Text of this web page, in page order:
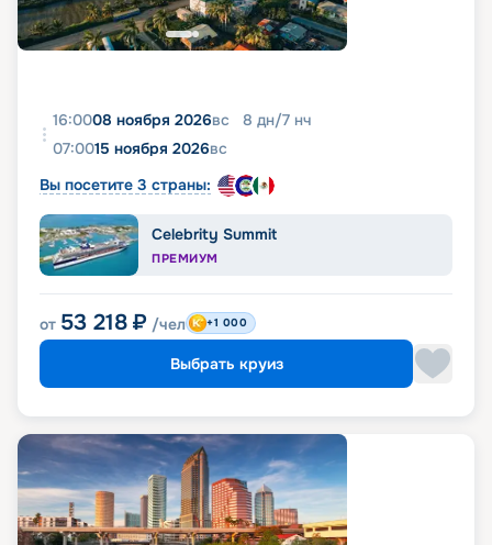
16:0008 ноября 2026вс 8 дн/7 нч
07:0015 ноября 2026вс
Вы посетите 3 страны:
Celebrity Summit
ПРЕМИУМ
от 53 218 ₽ /чел +1 000
Выбрать круиз